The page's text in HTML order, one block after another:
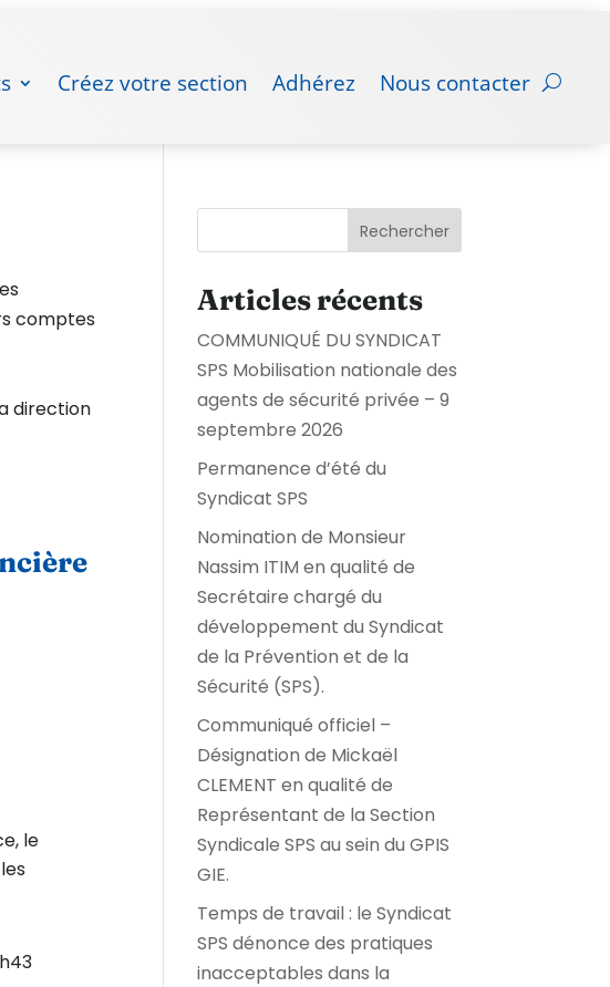
Créez votre section Adhérez Nous contacter
comptes
direction
le
Rechercher
Articles récents
COMMUNIQUÉ DU SYNDICAT
SPS Mobilisation nationale des
agents de sécurité privée – 9
septembre 2026
Permanence d’été du
Syndicat SPS
Nomination de Monsieur
Nassim ITIM en qualité de
Secrétaire chargé du
développement du Syndicat
de la Prévention et de la
Sécurité (SPS).
Communiqué officiel –
Désignation de Mickaël
CLEMENT en qualité de
Représentant de la Section
Syndicale SPS au sein du GPIS
GIE.
Temps de travail : le Syndicat
SPS dénonce des pratiques
inacceptables dans la